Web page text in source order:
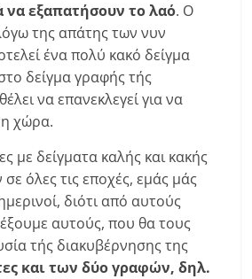
να εξαπατήσουν το λαό. Ο
της απάτης των νυν
ένα πολύ κακό δείγμα
δείγμα γραφής τής
να επανεκλεγεί για να
χώρα.
με δείγματα καλής και κακής
όλες τις εποχές, εμάς μάς
διότι από αυτούς
αυτούς, που θα τους
τής διακυβέρνησης της
και των δύο γραφών, δηλ.